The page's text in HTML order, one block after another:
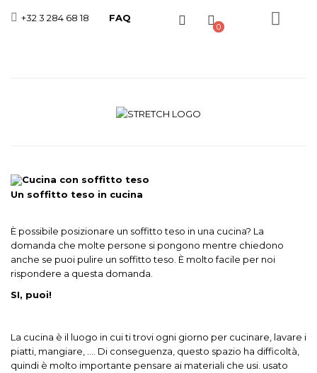
+32 3 284 68 18 FAQ
0
Un soffitto teso in cucina
È possibile posizionare un soffitto teso in una cucina? La
domanda che molte persone si pongono mentre chiedono
anche se puoi pulire un soffitto teso. È molto facile per noi
rispondere a questa domanda.
SI, puoi!
La cucina è il luogo in cui ti trovi ogni giorno per cucinare, lavare i
piatti, mangiare, .... Di conseguenza, questo spazio ha difficoltà,
quindi è molto importante pensare ai materiali che usi. usato